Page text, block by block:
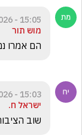
15:05 - 20.01.2026
מוש תור
הם אמרו
15:03 - 20.01.2026
ישראל ח.
שוב